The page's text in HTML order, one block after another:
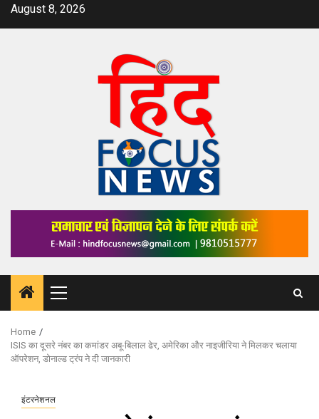
SkipAugust 8, 2026
Primary
Menu
Home
ISIS का दूसरे नंबर का कमांडर अबू-बिलाल ढेर, अमेरिका और नाइजीरिया ने मिलकर चलाया
ऑपरेशन, डोनाल्ड ट्रंप ने दी जानकारी
इंटरनेशनल